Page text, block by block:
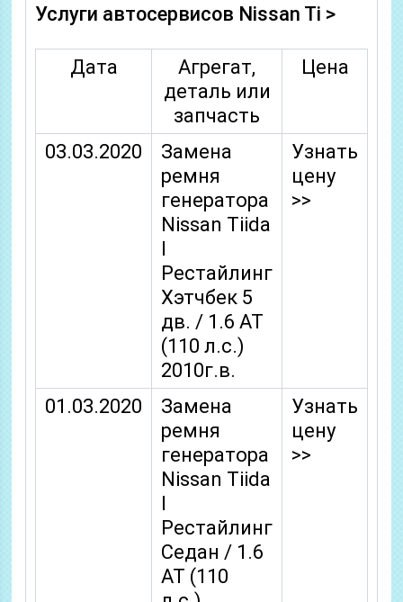
Услуги автосервисов Nissan Ti >
Дата
Агрегат,
деталь или
запчасть
Цена
03.03.2020
Замена
ремня
генератора
Nissan Tiida
I
Рестайлинг
Хэтчбек 5
дв. / 1.6 AT
(110 л.с.)
2010г.в.
Узнать
цену
>>
01.03.2020
Замена
ремня
генератора
Nissan Tiida
I
Рестайлинг
Седан / 1.6
AT (110
Узнать
цену
>>